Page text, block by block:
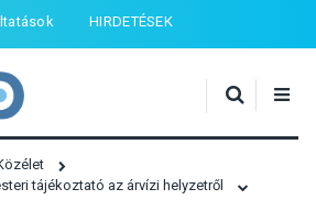
HIRDETÉSEK
tájékoztató az árvízi helyzetről